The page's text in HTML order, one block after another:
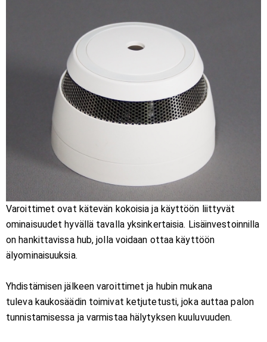
Varoittimet ovat kätevän kokoisia ja käyttöön liittyvät
ominaisuudet hyvällä tavalla yksinkertaisia. Lisäinvestoinnilla
on hankittavissa hub, jolla voidaan ottaa käyttöön
älyominaisuuksia.
Yhdistämisen jälkeen varoittimet ja hubin mukana
tuleva kaukosäädin toimivat ketjutetusti, joka auttaa palon
tunnistamisessa ja varmistaa hälytyksen kuuluvuuden.